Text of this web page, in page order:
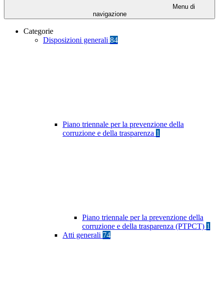
Menu di
navigazione
Categorie
Disposizioni generali 84
Piano triennale per la prevenzione della
corruzione e della trasparenza 1
Piano triennale per la prevenzione della
corruzione e della trasparenza (PTPCT) 1
Atti generali 74